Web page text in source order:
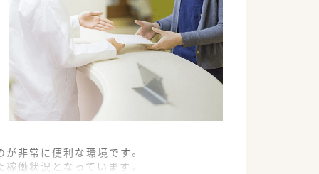
非常に便利な環境です。
働状況となっています。